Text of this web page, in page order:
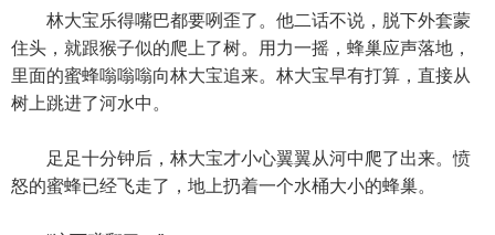
林大宝乐得嘴巴都要咧歪了。他二话不说，脱下外套蒙
住头，就跟猴子似的爬上了树。用力一摇，蜂巢应声落地，
里面的蜜蜂嗡嗡嗡向林大宝追来。林大宝早有打算，直接从
树上跳进了河水中。
足足十分钟后，林大宝才小心翼翼从河中爬了出来。愤
怒的蜜蜂已经飞走了，地上扔着一个水桶大小的蜂巢。